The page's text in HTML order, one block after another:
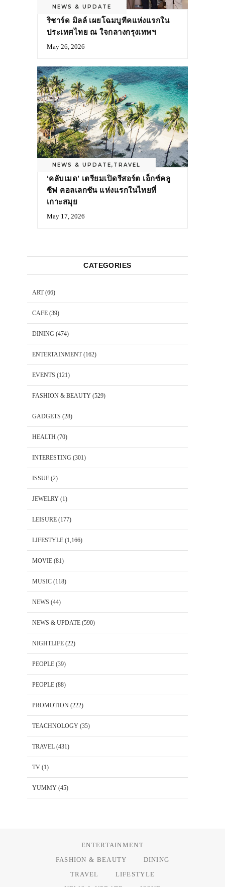
NEWS & UPDATE
ริชาร์ด มิลล์ เผยโฉมบูทีคแห่งแรกใน
ประเทศไทย ณ ใจกลางกรุงเทพฯ
May 26, 2026
NEWS & UPDATE, TRAVEL
‘คลับเมด’ เตรียมเปิดรีสอร์ต เอ็กซ์คลู
ซีฟ คอลเลกชัน แห่งแรกในไทยที่
เกาะสมุย
May 17, 2026
CATEGORIES
ART(66)
CAFE (39)
DINING (474)
ENTERTAINMENT(162)
EVENTS (121)
FASHION & BEAUTY (529)
GADGETS (28)
HEALTH (70)
INTERESTING (301)
ISSUE (2)
JEWELRY (1)
LEISURE (177)
LIFESTYLE (1,166)
MOVIE (81)
MUSIC (118)
NEWS (44)
NEWS & UPDATE (590)
NIGHTLIFE (22)
PEOPLE (39)
PEOPLE (88)
PROMOTION (222)
TEACHNOLOGY (35)
TRAVEL (431)
TV (1)
YUMMY (45)
ENTERTAINMENT
FASHION & BEAUTY
DINING
TRAVEL
LIFESTYLE